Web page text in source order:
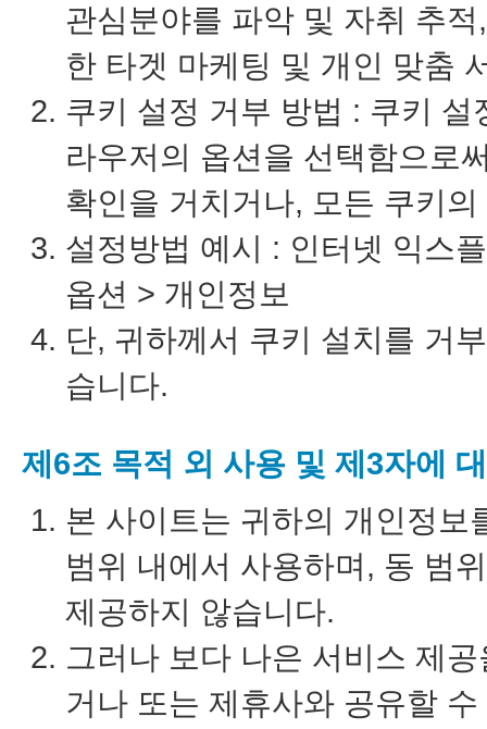
관심분야를 파악 및 자취 추
한 타겟 마케팅 및 개인 맞춤
쿠키 설정 거부 방법 : 쿠키
라우저의 옵션을 선택함으로
확인을 거치거나, 모든 쿠키
설정방법 예시 : 인터넷 익스
옵션 > 개인정보
단, 귀하께서 쿠키 설치를 거
습니다.
제6조 목적 외 사용 및 제3자에
본 사이트는 귀하의 개인정보
범위 내에서 사용하며, 동 범
제공하지 않습니다.
그러나 보다 나은 서비스 제
거나 또는 제휴사와 공유할